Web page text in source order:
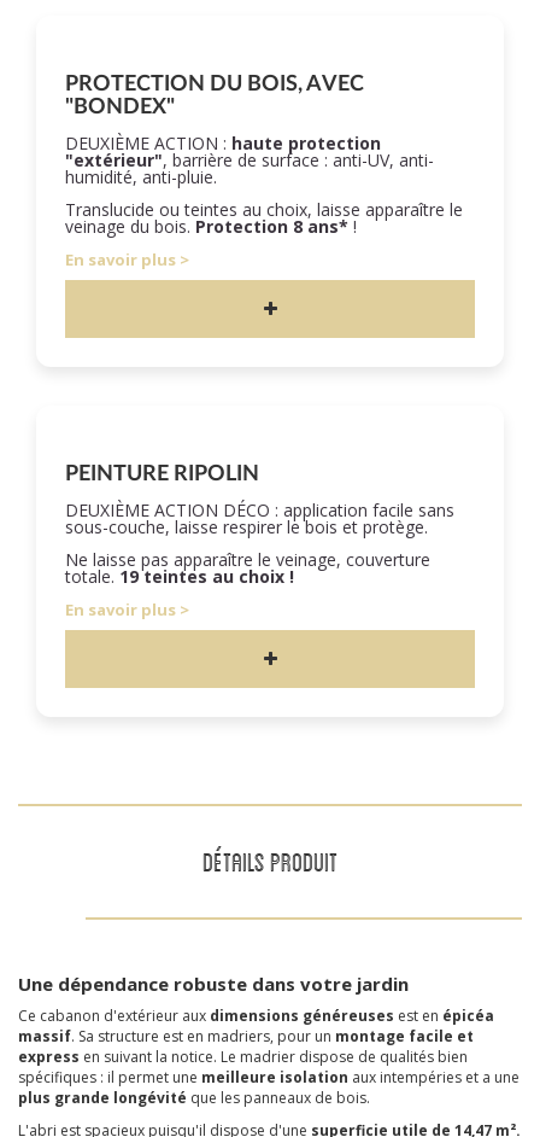
PROTECTION DU BOIS, AVEC
"BONDEX"
DEUXIÈME ACTION : haute protection
"extérieur", barrière de surface : anti-UV, anti-
humidité, anti-pluie.
Translucide ou teintes au choix, laisse apparaître le
veinage du bois. Protection 8 ans* !
En savoir plus
PEINTURE RIPOLIN
DEUXIÈME ACTION DÉCO : application facile sans
sous-couche, laisse respirer le bois et protège.
Ne laisse pas apparaître le veinage, couverture
totale. 19 teintes au choix !
En savoir plus
DÉTAILS PRODUIT
Une dépendance robuste dans votre jardin
Ce cabanon d'extérieur aux dimensions généreuses est en épicéa
massif. Sa structure est en madriers, pour un montage facile et
express en suivant la notice. Le madrier dispose de qualités bien
spécifiques : il permet une meilleure isolation aux intempéries et a une
plus grande longévité que les panneaux de bois.
L'abri est spacieux puisqu'il dispose d'une superficie utile de 14,47 m².